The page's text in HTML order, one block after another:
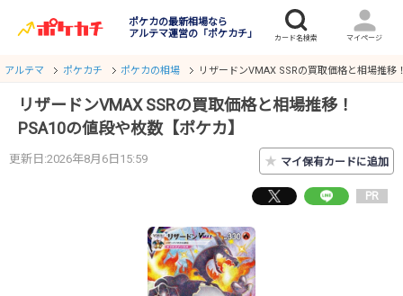
ポケカの最新相場なら
アルテマ運営の「ポケカチ」
アルテマ ポケカチ ポケカの相場 リザードンVMAX SSRの買取価格と相場推移
リザードンVMAX SSRの買取価格と相場推移！
PSA10の値段や枚数【ポケカ】
更新日:2026年8月6日15:59 ★ マイ保有カードに追加
PR